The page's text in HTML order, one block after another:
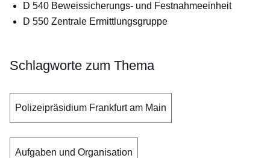
D 540 Beweissicherungs- und Festnahmeeinheit
D 550 Zentrale Ermittlungsgruppe
Schlagworte zum Thema
Polizeipräsidium Frankfurt am Main
Aufgaben und Organisation